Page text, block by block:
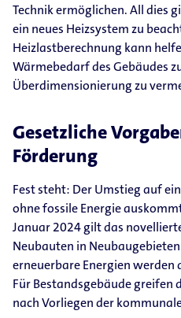
Technik ermöglichen. All dies
ein neues Heizsystem zu
Heizlastberechnung kann
Wärmebedarf des Gebäudes
Überdimensionierung zu
Gesetzliche
Förderung
Fest steht: Der Umstieg auf
ohne fossile Energie
Januar 2024 gilt das
Neubauten in
erneuerbare Energien
Für Bestandsgebäude greifen
nach Vorliegen der